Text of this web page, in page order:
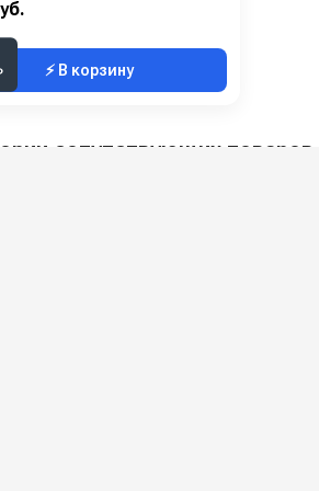
⚡ В корзину
сопутствующих товаров